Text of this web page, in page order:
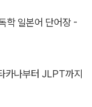
학 일본어 단어장 -
카나부터 JLPT까지